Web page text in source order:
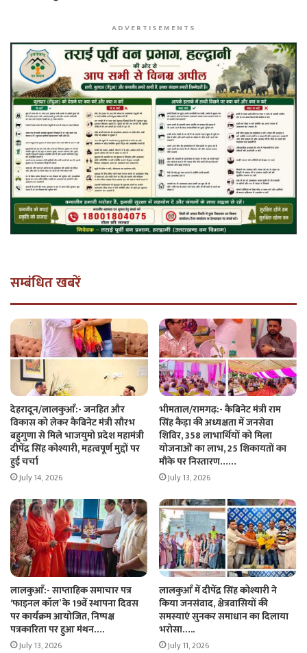
ADVERTISEMENTS
सम्बंधित खबरें
देहरादून/लालकुआँ:- जनहित और
विकास को लेकर कैबिनेट मंत्री सौरभ
बहुगुणा से मिले भाजयुमो प्रदेश महामंत्री
दीपेंद्र सिंह कोश्यारी, महत्वपूर्ण मुद्दों पर
हुई चर्चा
July 14, 2026
भीमताल/रामगढ़:- कैबिनेट मंत्री राम
सिंह कैड़ा की अध्यक्षता में जनसेवा
शिविर, 358 लाभार्थियों को मिला
योजनाओं का लाभ, 25 शिकायतों का
मौके पर निस्तारण……
July 13, 2026
लालकुआँ:- साप्ताहिक समाचार पत्र
‘फाइनल कॉल’ के 19वें स्थापना दिवस
पर कार्यक्रम आयोजित, निष्पक्ष
पत्रकारिता पर हुआ मंथन….
July 13, 2026
लालकुआँ में दीपेंद्र सिंह कोश्यारी ने
किया जनसंवाद, क्षेत्रवासियों की
समस्याएं सुनकर समाधान का दिलाया
भरोसा…..
July 11, 2026